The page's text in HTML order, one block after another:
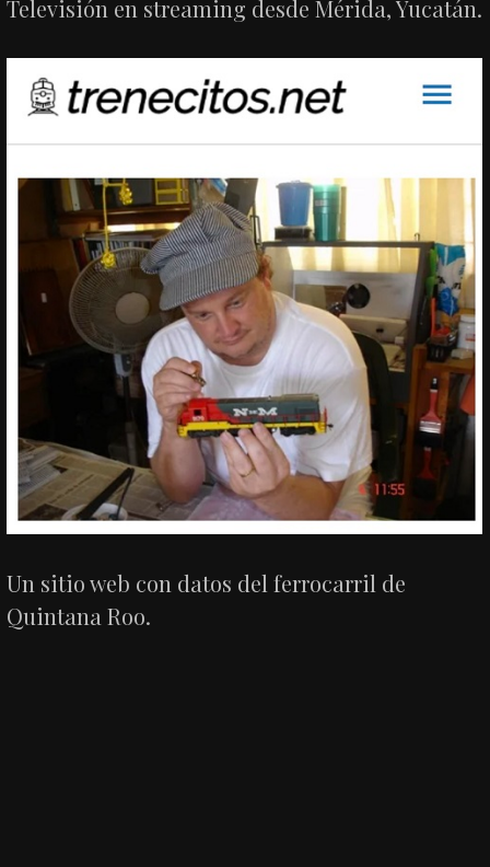
Televisión en streaming desde Mérida, Yucatán.
Un sitio web con datos del ferrocarril de
Quintana Roo.